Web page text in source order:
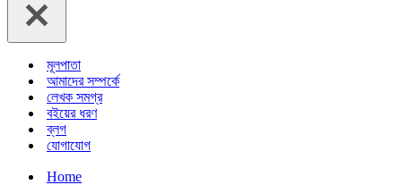
মূলপাতা
আমাদের সম্পর্কে
লেখক সমগ্র
বইয়ের ধরণ
ব্লগ
যোগাযোগ
Home